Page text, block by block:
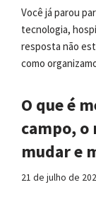
Você já parou
tecnologia,
resposta não
como
O que é
campo, o
mudar e
21 de julho de